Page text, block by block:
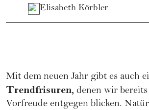
Elisabeth Körbler
Mit dem neuen Jahr gibt es auch
Trendfrisuren, denen wir
Vorfreude entgegen blicken.